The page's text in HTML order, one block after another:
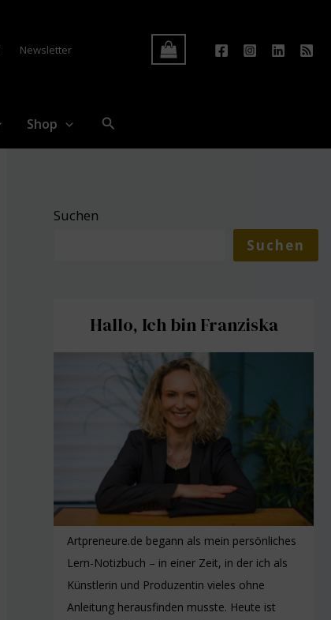
Newsletter
Shop Suchen
Suchen
Suchen
Hallo, Ich bin Franziska
Artpreneure.de begann als mein persönliches
Lern-Notizbuch – in einer Zeit, in der ich als
Künstlerin und Produzentin vieles ohne
Anleitung herausfinden musste. Heute ist